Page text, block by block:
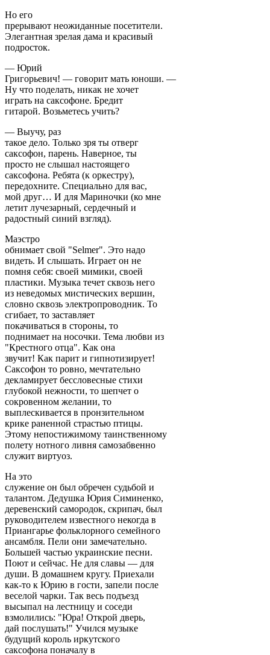
Но его
прерывают неожиданные посетители.
Элегантная зрелая дама и красивый
подросток.
— Юрий
Григорьевич! — говорит мать юноши. —
Ну что поделать, никак не хочет
играть на саксофоне. Бредит
гитарой. Возьметесь учить?
— Выучу, раз
такое дело. Только зря ты отверг
саксофон, парень. Наверное, ты
просто не слышал настоящего
саксофона. Ребята (к оркестру),
передохните. Специально для вас,
мой друг… И для Мариночки (ко мне
летит лучезарный, сердечный и
радостный синий взгляд).
Маэстро
обнимает свой "Selmer". Это надо
видеть. И слышать. Играет он не
помня себя: своей мимики, своей
пластики. Музыка течет сквозь него
из неведомых мистических вершин,
словно сквозь электропроводник. То
сгибает, то заставляет
покачиваться в стороны, то
поднимает на носочки. Тема любви из
"Крестного отца". Как она
звучит! Как парит и гипнотизирует!
Саксофон то ровно, мечтательно
декламирует бессловесные стихи
глубокой нежности, то шепчет о
сокровенном желании, то
выплескивается в пронзительном
крике раненной страстью птицы.
Этому непостижимому таинственному
полету нотного ливня самозабвенно
служит виртуоз.
На это
служение он был обречен судьбой и
талантом. Дедушка Юрия Симиненко,
деревенский самородок, скрипач, был
руководителем известного некогда в
Приангарье фольклорного семейного
ансамбля. Пели они замечательно.
Большей частью украинские песни.
Поют и сейчас. Не для славы — для
души. В домашнем кругу. Приехали
как-то к Юрию в гости, запели после
веселой чарки. Так весь подъезд
высыпал на лестницу и соседи
взмолились: "Юра! Открой дверь,
дай послушать!" Учился музыке
будущий король иркутского
саксофона поначалу в